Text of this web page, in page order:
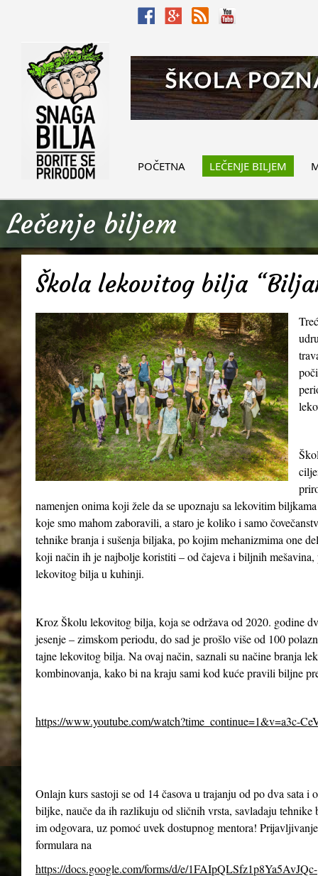
POČETNA LEČENJE BILJEM
Lečenje biljem
Škola lekovitog bilja
namenjen onima koji žele da se upoznaju sa lekovitim
koje smo mahom zaboravili, a staro je koliko i samo
tehnike branja i sušenja biljaka, po kojim mehanizmima one
koji način ih je najbolje koristiti – od čajeva i biljnih mešavina,
lekovitog bilja u kuhinji.
Kroz Školu lekovitog bilja, koja se održava od 2020. godine
jesenje – zimskom periodu, do sad je prošlo više od 100
tajne lekovitog bilja. Na ovaj način, saznali su načine branja
kombinovanja, kako bi na kraju sami kod kuće pravili biljne
https://www.youtube.com/watch?time_continue=1&v=a3c-
Onlajn kurs sastoji se od 14 časova u trajanju od po dva sata
biljke, nauče da ih razlikuju od sličnih vrsta, savladaju
im odgovara, uz pomoć uvek dostupnog mentora!
formulara na
https://docs.google.com/forms/d/e/1FAIpQLSfz1p8Ya5AvJQc-